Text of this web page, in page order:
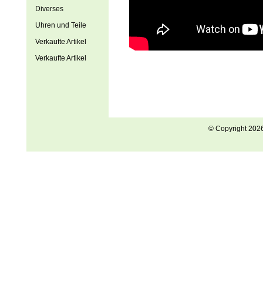
Diverses
Uhren und Teile
Verkaufte Artikel
Verkaufte Artikel
© Copyright